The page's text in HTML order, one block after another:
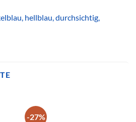
hellblau, durchsichtig,
-27%